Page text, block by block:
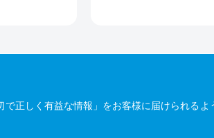
正しく有益な情報」をお客様に届けられるよ